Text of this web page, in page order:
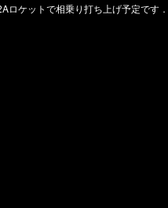
ロケットで相乗り打ち上げ予定です